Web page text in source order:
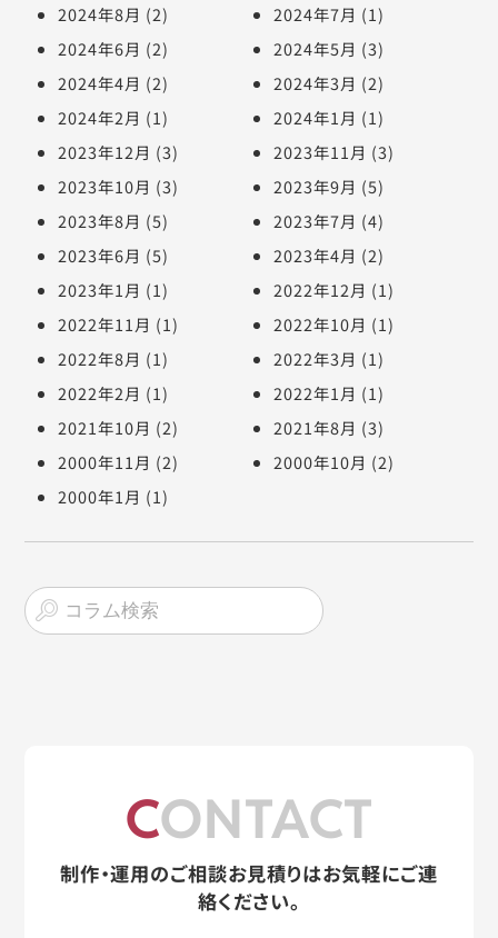
2024年8月 (2) 2024年7月 (1)
2024年6月 (2) 2024年5月 (3)
2024年4月 (2) 2024年3月 (2)
2024年2月 (1) 2024年1月 (1)
2023年12月 (3) 2023年11月 (3)
2023年10月 (3) 2023年9月 (5)
2023年8月 (5) 2023年7月 (4)
2023年6月 (5) 2023年4月 (2)
2023年1月 (1) 2022年12月 (1)
2022年11月 (1) 2022年10月 (1)
2022年8月 (1) 2022年3月 (1)
2022年2月 (1) 2022年1月 (1)
2021年10月 (2) 2021年8月 (3)
2000年11月 (2) 2000年10月 (2)
2000年1月 (1)
CONTACT
制作・運用のご相談お見積りはお気軽にご連
絡ください。